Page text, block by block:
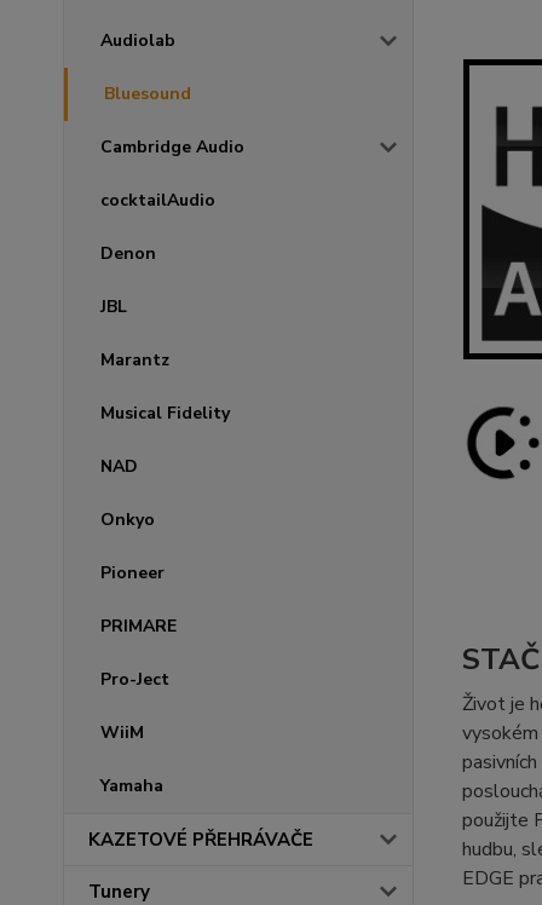
Audiolab
Bluesound
Cambridge Audio
cocktailAudio
Denon
JBL
Marantz
Musical Fidelity
NAD
Onkyo
Pioneer
PRIMARE
Pro-Ject
WiiM
Yamaha
KAZETOVÉ PŘEHRÁVAČE
Tunery
Život je
použijte
hudbu,
EDGE